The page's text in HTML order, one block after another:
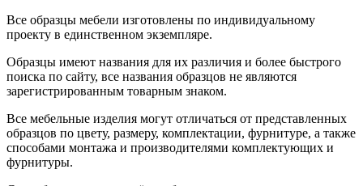
Все образцы мебели изготовлены по индивидуальному
проекту в единственном экземпляре.
Образцы имеют названия для их различия и более быстрого
поиска по сайту, все названия образцов не являются
зарегистрированным товарным знаком.
Все мебельные изделия могут отличаться от представленных
образцов по цвету, размеру, комплектации, фурнитуре, а также
способами монтажа и производителями комплектующих и
фурнитуры.